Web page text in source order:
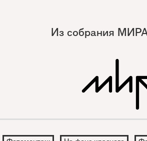
Из собрания